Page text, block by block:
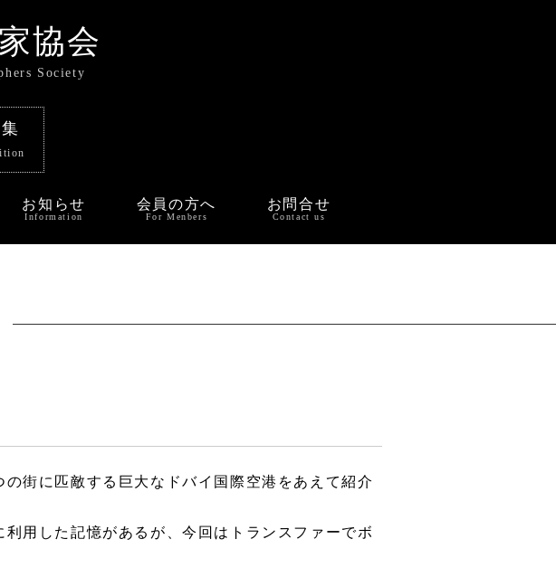
協会
Society
お知らせ
Information
会員の方へ
For Menbers
お問合せ
Contact us
街に匹敵する巨大なドバイ国際空港をあえて紹介
用した記憶があるが、今回はトランスファーでボ